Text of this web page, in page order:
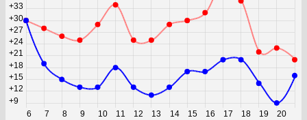
6 7 8 9 10 11 12 13 14 15 16 17 18 19 20
+9
+12
+15
+18
+21
+24
+27
+30
+33